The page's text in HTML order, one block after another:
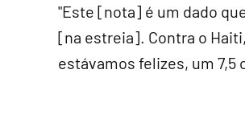
"Este [nota] é um dado
[na estreia]. Contra o
estávamos felizes, um